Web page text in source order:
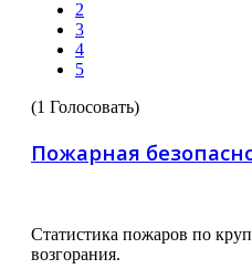
2
3
4
5
(1 Голосовать)
Пожарная
Статистика пожаров по
возгорания.